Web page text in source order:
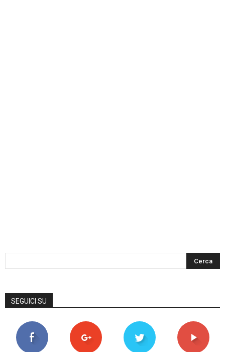
SEGUICI SU